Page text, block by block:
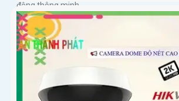
động thông minh